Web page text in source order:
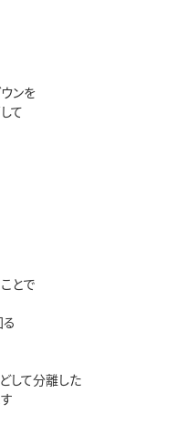
ンを
て
とで
して分離した